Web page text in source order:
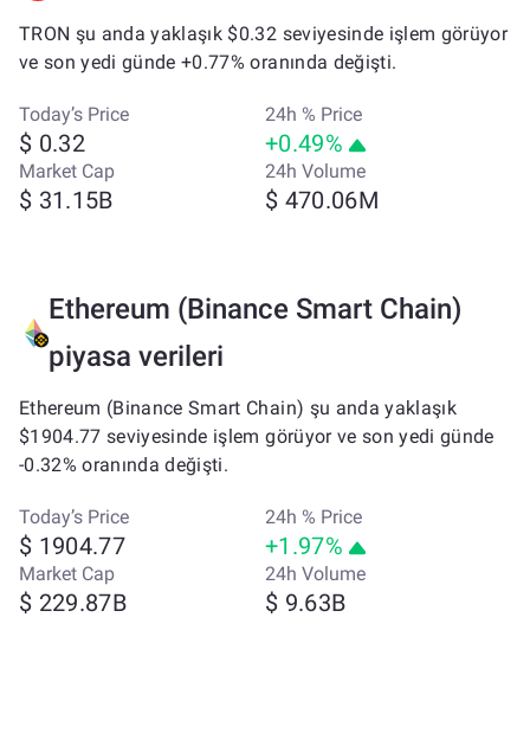
TRON şu anda yaklaşık $0.32 seviyesinde işlem görüyor
ve son yedi günde +0.77% oranında değişti.
Today’s Price
$ 0.32
24h % Price
+0.49%
Market Cap
$ 31.15B
24h Volume
$ 470.06M
Ethereum (Binance Smart Chain)
piyasa verileri
Ethereum (Binance Smart Chain) şu anda yaklaşık
$1904.77 seviyesinde işlem görüyor ve son yedi günde
-0.32% oranında değişti.
Today’s Price
$ 1904.77
24h % Price
+1.97%
Market Cap
$ 229.87B
24h Volume
$ 9.63B